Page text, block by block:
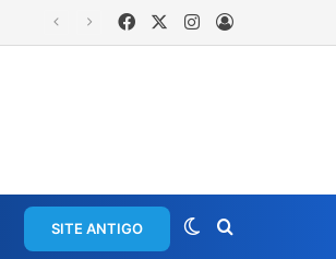
FacebookInstagram
SITE ANTIGO Switch skin